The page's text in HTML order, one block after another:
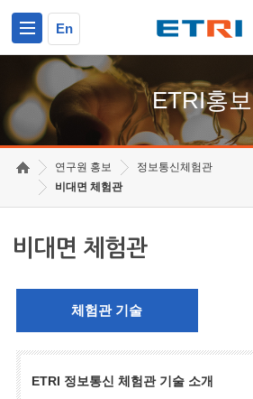
En
ETRI홍보
연구원 홍보
정보통신체험관
비대면 체험관
비대면 체험관
체험관 기술
ETRI 정보통신 체험관 기술 소개